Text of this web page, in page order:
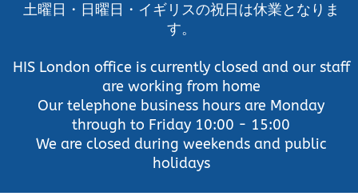
土曜日・日曜日・イギリスの祝日は休業となりま
す。
HIS London office is currently closed and our staff
are working from home
Our telephone business hours are Monday
through to Friday 10:00 - 15:00
We are closed during weekends and public
holidays